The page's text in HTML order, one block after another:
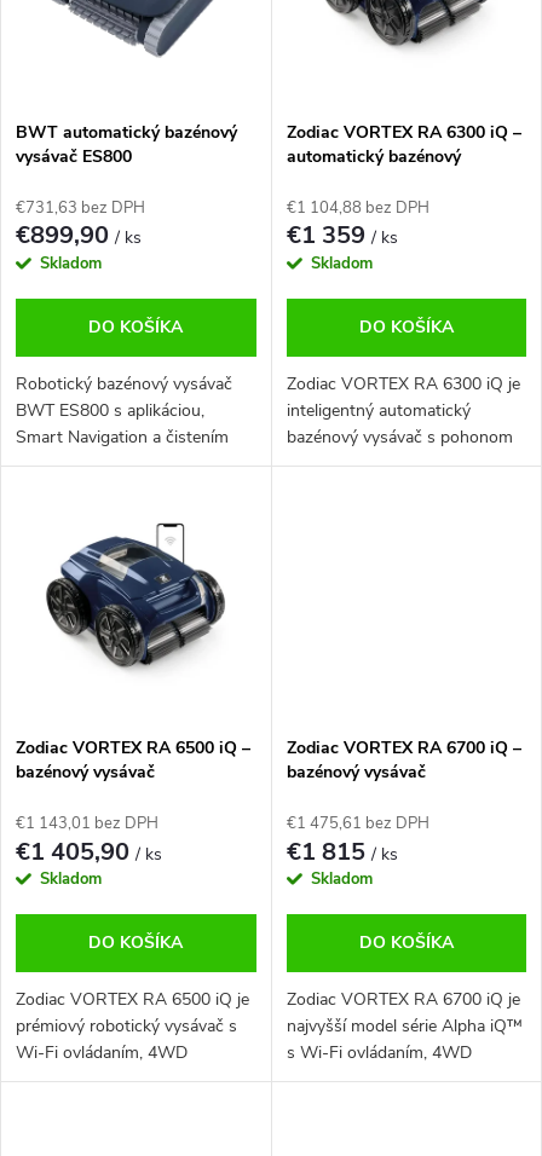
k
t
v
u
k
o
v
BWT automatický bazénový
vysávač ES800
€731,63 bez DPH
€899,90/ ks
Skladom
DO KOŠÍKA
Robotický bazénový vysávač
BWT ES800 s aplikáciou,
Smart Navigation a čistením
dna, stien aj vodnej linky
Zodiac VORTEX RA 6300 iQ –
automatický bazénový
€1 104,88 bez DPH
€1 359/ ks
Skladom
DO KOŠÍKA
Zodiac VORTEX RA 6300 iQ je
inteligentný automatický
bazénový vysávač s pohonom
4WD, technológiou Sensor Nav
Zodiac VORTEX RA 6500 iQ –
bazénový vysávač
€1 143,01 bez DPH
€1 405,90/ ks
Skladom
DO KOŠÍKA
Zodiac VORTEX RA 6500 iQ je
prémiový robotický vysávač s
Wi-Fi ovládaním, 4WD
pohonom, cyklónovým saním a
Zodiac VORTEX RA 6700 iQ –
bazénový vysávač
€1 475,61 bez DPH
€1 815/ ks
Skladom
DO KOŠÍKA
Zodiac VORTEX RA 6700 iQ je
najvyšší model série Alpha iQ™
s Wi-Fi ovládaním, 4WD
pohonom, Sensor Nav